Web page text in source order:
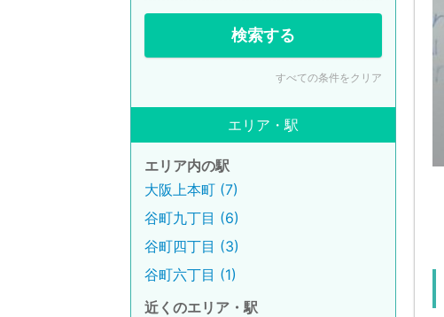
検索する
すべての条件をクリア
エリア・駅
エリア内の駅
大阪上本町 (7)
谷町九丁目 (6)
谷町四丁目 (3)
谷町六丁目 (1)
近くのエリア・駅